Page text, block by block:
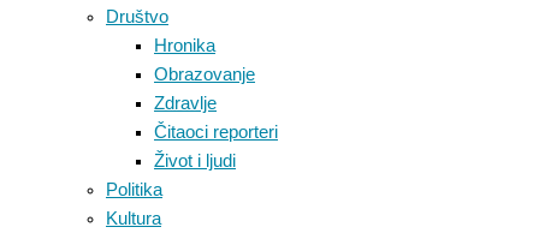
Društvo
Hronika
Obrazovanje
Zdravlje
Čitaoci reporteri
Život i ljudi
Politika
Kultura